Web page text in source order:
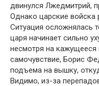
двинулся Лжедмитрий,
Однако царские войска
Ситуация осложнялась
царя начинает сильно
несмотря на
самочувствие, Борис
подъема на вышку,
Видимо, из-за